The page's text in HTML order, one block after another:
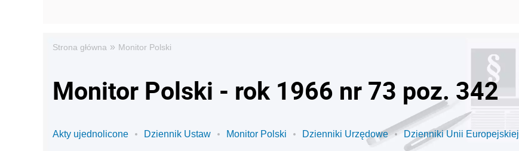
Strona główna » Monitor Polski
Monitor Polski - rok 1966 nr 73 poz. 342
Akty ujednolicone Dziennik Ustaw Monitor Polski Dzienniki Urzędowe Dzienniki Unii Europejskiej